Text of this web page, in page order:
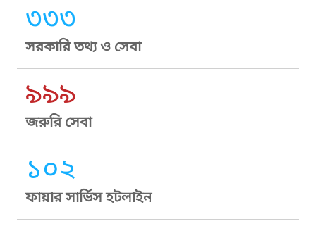
৩৩৩
সরকারি তথ্য ও সেবা
৯৯৯
জরুরি সেবা
১০২
ফায়ার সার্ভিস হটলাইন